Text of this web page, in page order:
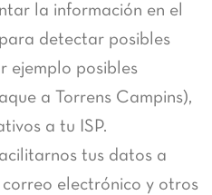
la información en el
detectar posibles
ejemplo posibles
a Torrens Campins),
a tu ISP.
tus datos a
electrónico y otros